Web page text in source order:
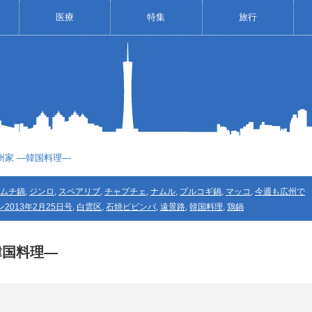
医療 特集 旅行
家 ―韓国料理―
チ鍋, ジンロ , スペアリブ, チャプチェ, ナムル, プルコギ鍋, マッコ , 今週も広州で
2013年2月25日号, 白雲区, 石焼ビビンバ, 遠景路, 韓国料理, 鶏鍋
国料理―